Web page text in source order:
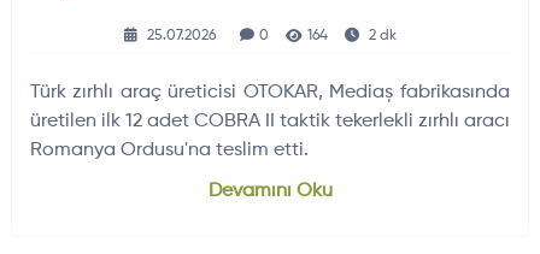
25.07.2026 0 164 2 dk
Türk zırhlı araç üreticisi OTOKAR, Mediaș fabrikasında
üretilen ilk 12 adet COBRA II taktik tekerlekli zırhlı aracı
Romanya Ordusu'na teslim etti.
Devamını Oku